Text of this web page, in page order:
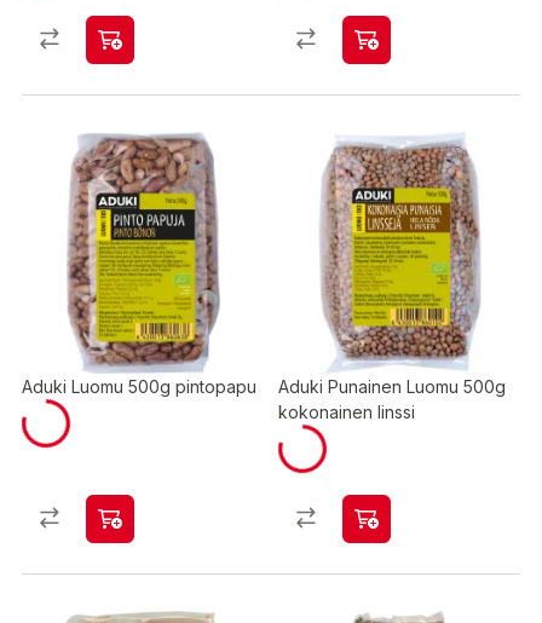
Aduki Luomu 500g pintopapu
Aduki Punainen Luomu 500g
kokonainen linssi